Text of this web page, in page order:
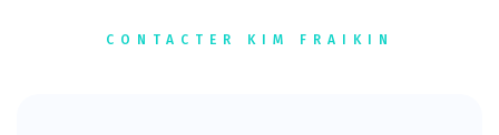
CONTACTER KIM FRAIKIN